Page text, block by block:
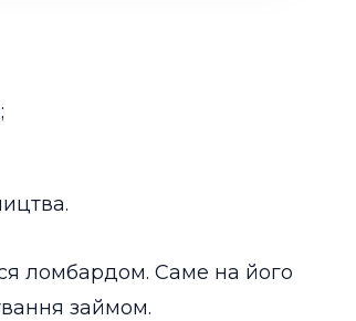
ломбардом. Саме на його
займом.